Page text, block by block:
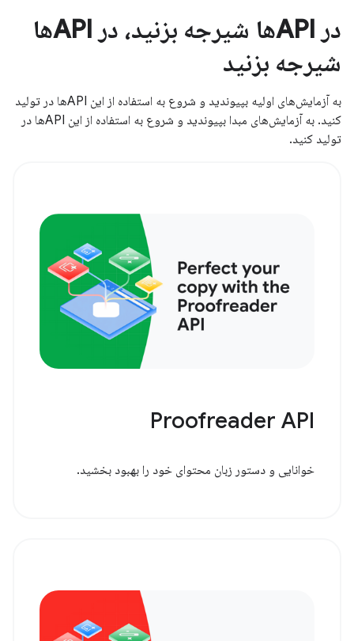
در APIها شیرجه بزنید، در APIها
شیرجه بزنید
به آزمایش‌های اولیه بپیوندید و شروع به استفاده از این APIها در تولید
کنید. به آزمایش‌های مبدا بپیوندید و شروع به استفاده از این APIها در
تولید کنید.
Proofreader API
خوانایی و دستور زبان محتوای خود را بهبود بخشید.